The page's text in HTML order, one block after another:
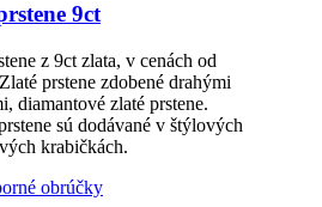
9ct
z 9ct zlata, v cenách od
prstene zdobené drahými
diamantové zlaté prstene.
sú dodávané v štýlových
krabičkách.